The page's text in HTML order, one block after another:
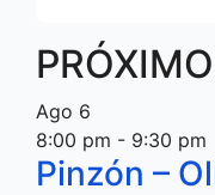
Ago 6
8:00 pm - 9:30 pm
Pinzón –